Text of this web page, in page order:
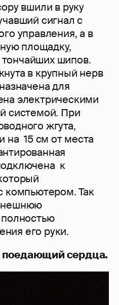
вшили в руку
сигнал с
управления, а в
площадку,
шипов.
в крупный нерв
для
электрическими
системой. При
жгута,
на 15 см от места
к
компьютером. Так
его руки.
сердца.